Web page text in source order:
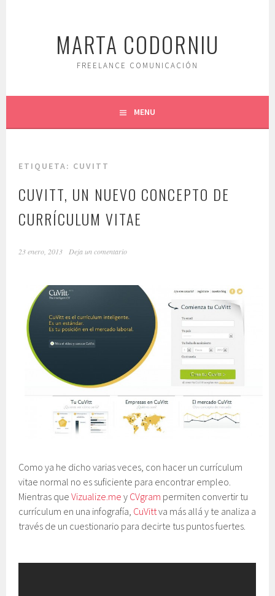
MARTA CODORNIU
FREELANCE COMUNICACIÓN
MENU
ETIQUETA: CUVITT
CUVITT, UN NUEVO CONCEPTO DE
CURRÍCULUM VITAE
23 enero, 2013 Deja un comentario
Como ya he dicho varias veces, con hacer un currículum
vitae normal no es suficiente para encontrar empleo.
Mientras queVizualize.me y CVgram permiten convertir tu
currículum en una infografía, CuVittva más allá y te analiza a
través de un cuestionario para decirte tus puntos fuertes.